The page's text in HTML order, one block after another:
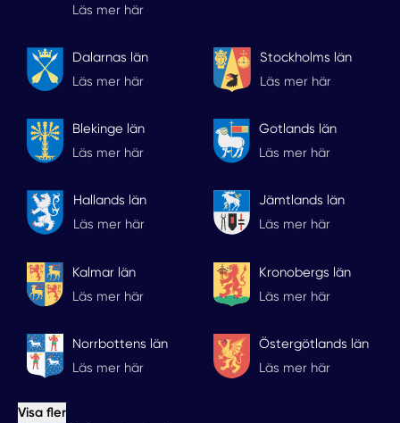
Läs mer här
Dalarnas län
Läs mer här
Stockholms län
Läs mer här
Blekinge län
Läs mer här
Gotlands län
Läs mer här
Hallands län
Läs mer här
Jämtlands län
Läs mer här
Kalmar län
Läs mer här
Kronobergs län
Läs mer här
Norrbottens län
Läs mer här
Östergötlands län
Läs mer här
Visa fler